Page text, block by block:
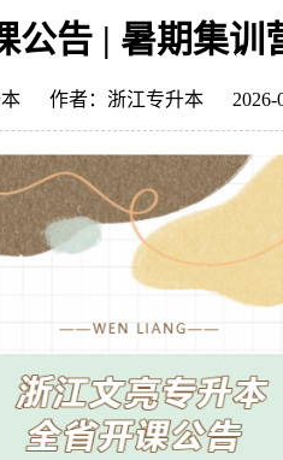
公告 | 暑期集训
作者：浙江专升本 2026-